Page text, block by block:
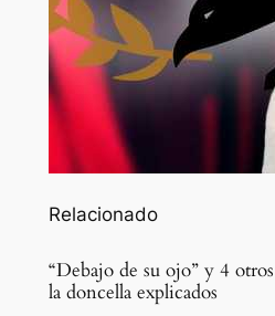
Relacionado
“Debajo de su ojo” y 4
la doncella explicados